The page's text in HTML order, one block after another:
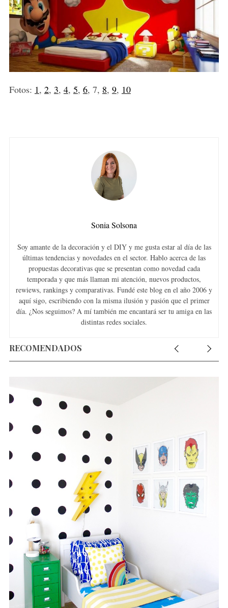
Fotos: 1, 2, 3, 4, 5, 6, 7, 8, 9, 10
Sonia Solsona
Soy amante de la decoración y el DIY y me gusta estar al día de las
últimas tendencias y novedades en el sector. Hablo acerca de las
propuestas decorativas que se presentan como novedad cada
temporada y que más llaman mi atención, nuevos productos,
rewiews, rankings y comparativas. Fundé este blog en el año 2006 y
aquí sigo, escribiendo con la misma ilusión y pasión que el primer
día. ¿Nos seguimos? A mí también me encantará ser tu amiga en las
distintas redes sociales.
RECOMENDADOS